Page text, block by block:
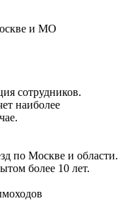
и МО
сотрудников.
наиболее
по Москве и области.
более 10 лет.